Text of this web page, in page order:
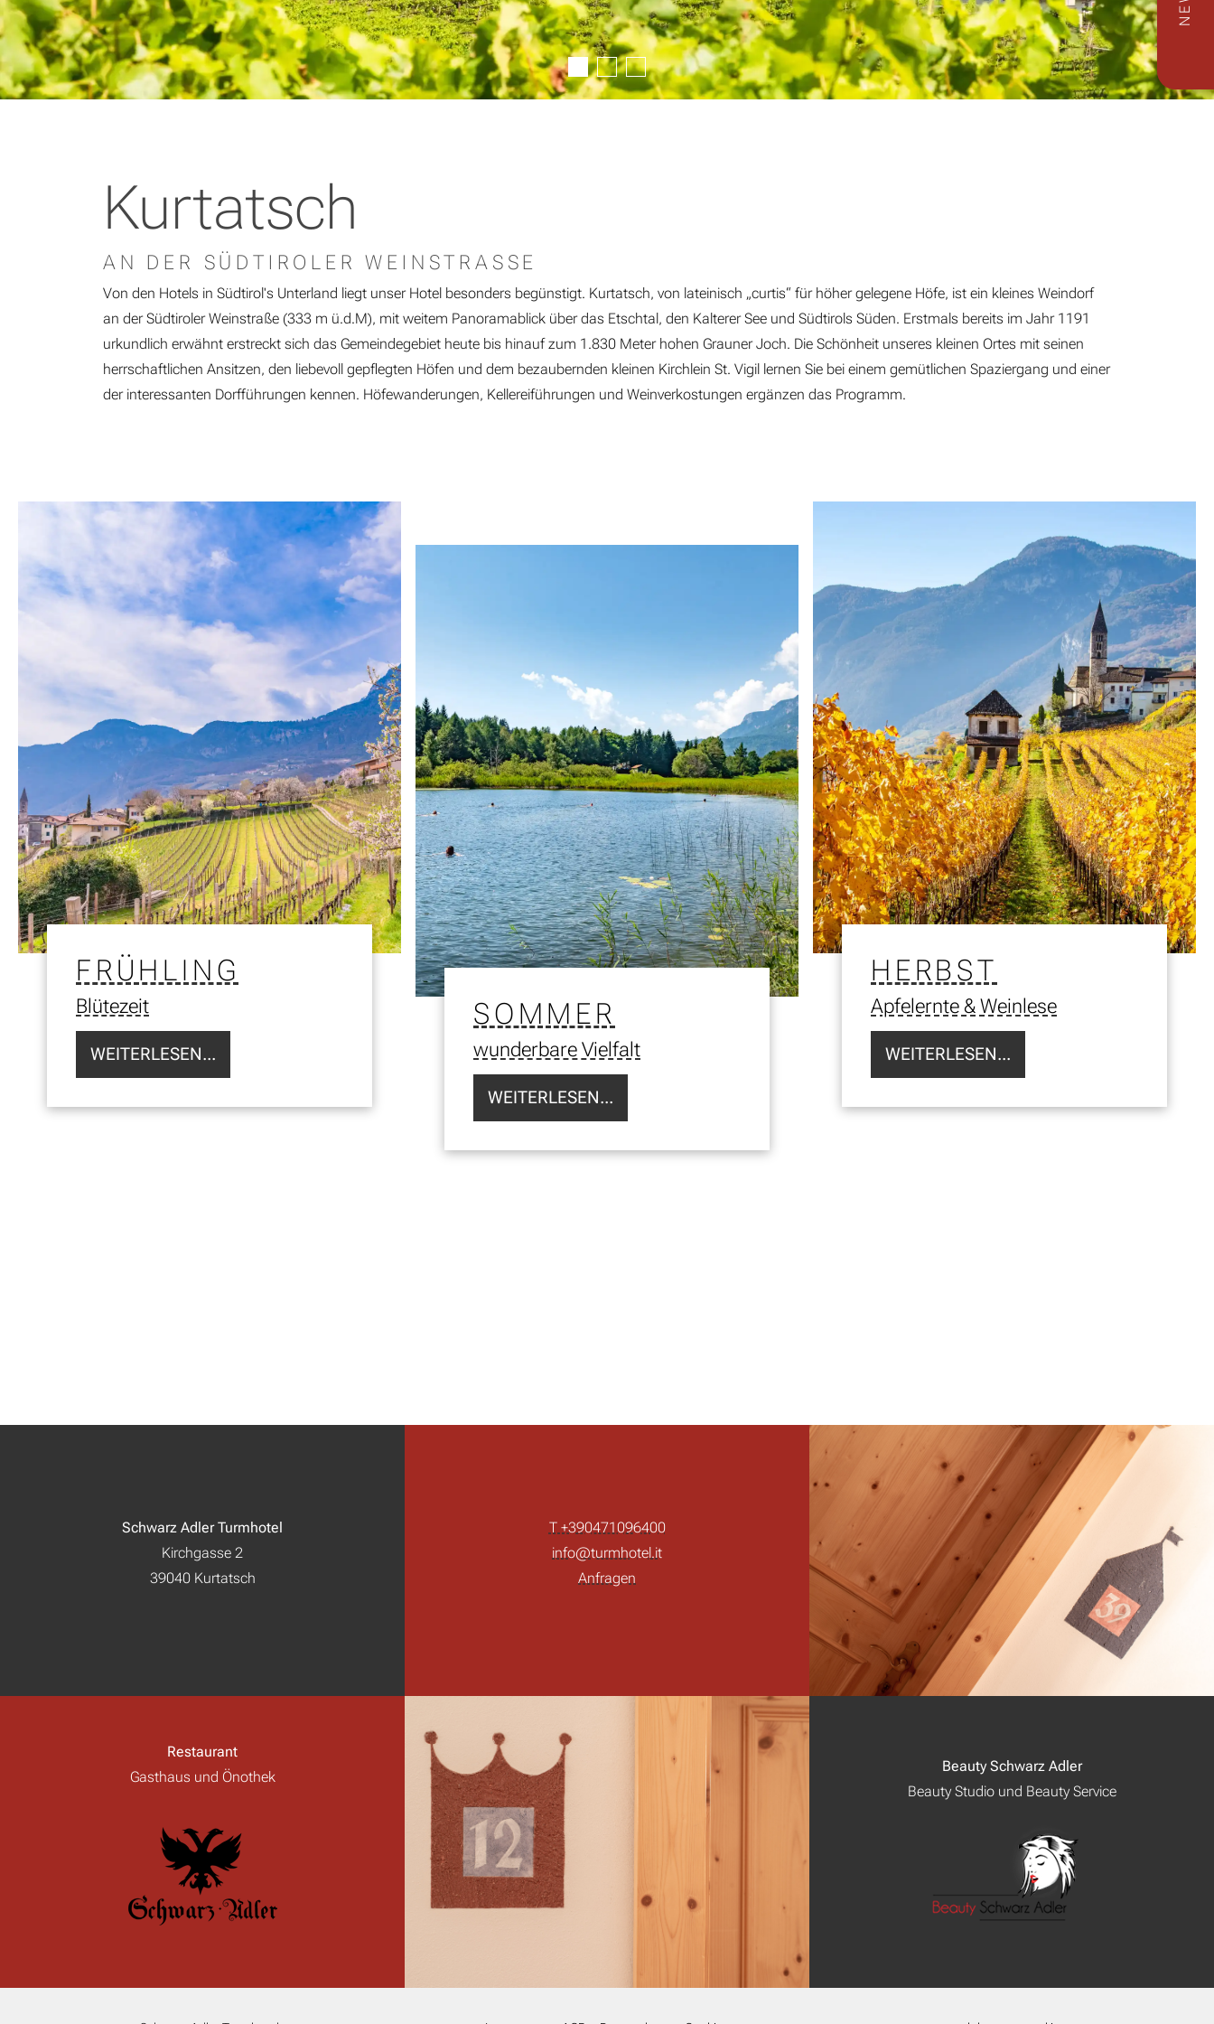
Kurtatsch
AN DER SÜDTIROLER WEINSTRASSE
Von den Hotels in Südtirol's Unterland liegt unser Hotel besonders begünstigt. Kurtatsch, von lateinisch „curtis“ für höher gelegene Höfe, ist ein kleines Weindorf
an der Südtiroler Weinstraße (333 m ü.d.M), mit weitem Panoramablick über das Etschtal, den Kalterer See und Südtirols Süden. Erstmals bereits im Jahr 1191
urkundlich erwähnt erstreckt sich das Gemeindegebiet heute bis hinauf zum 1.830 Meter hohen Grauner Joch. Die Schönheit unseres kleinen Ortes mit seinen
herrschaftlichen Ansitzen, den liebevoll gepflegten Höfen und dem bezaubernden kleinen Kirchlein St. Vigil lernen Sie bei einem gemütlichen Spaziergang und einer
der interessanten Dorfführungen kennen. Höfewanderungen, Kellereiführungen und Weinverkostungen ergänzen das Programm.
FRÜHLING
Blütezeit
WEITERLESEN...
SOMMER
wunderbare Vielfalt
WEITERLESEN...
HERBST
Apfelernte & Weinlese
WEITERLESEN...
Schwarz Adler Turmhotel
Kirchgasse 2
39040 Kurtatsch
T +390471096400
info@turmhotel.it
Anfragen
Restaurant
Gasthaus und Önothek
Beauty Schwarz Adler
Beauty Studio und Beauty Service